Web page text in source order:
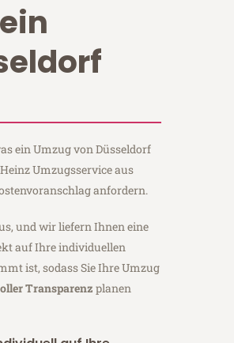
ein Umzug von Düsseldorf
Umzugsservice aus
anfordern.
und wir liefern Ihnen eine
auf Ihre individuellen
ist, sodass Sie Ihre Umzug
Transparenz planen